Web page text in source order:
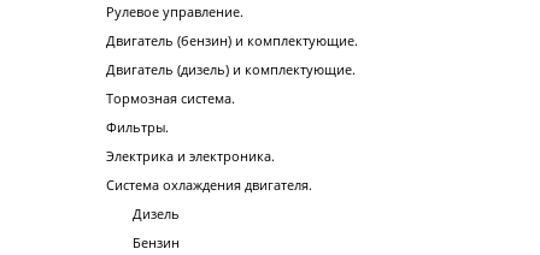
Рулевое управление.
Двигатель (бензин) и комплектующие.
Двигатель (дизель) и комплектующие.
Тормозная система.
Фильтры.
Электрика и электроника.
Система охлаждения двигателя.
Дизель
Бензин